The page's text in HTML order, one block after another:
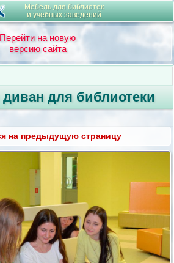
Мебель для библиотек
и учебных заведений
Перейти на новую
версию сайта
для библиотеки
на предыдущую страницу